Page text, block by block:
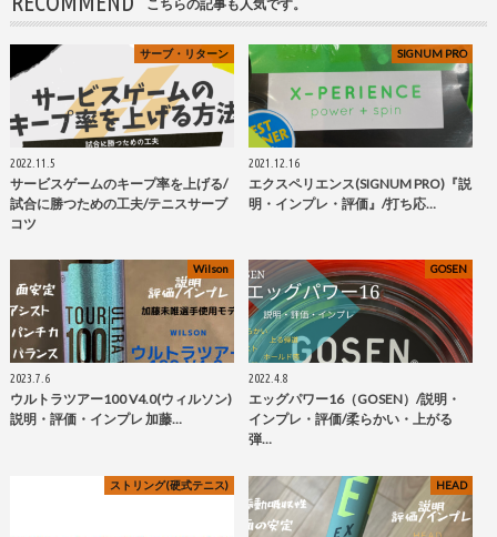
こちらの記事も人気です。
サーブ・リターン
2022.11.5
サービスゲームのキープ率を上げる/
試合に勝つための工夫/テニスサーブ
コツ
SIGNUM PRO
2021.12.16
エクスペリエンス(SIGNUM PRO)『説
明・インプレ・評価』/打ち応…
Wilson
2023.7.6
ウルトラツアー100 V4.0(ウィルソン)
説明・評価・インプレ 加藤…
GOSEN
2022.4.8
エッグパワー16（GOSEN）/説明・
インプレ・評価/柔らかい・上がる
弾…
ストリング(硬式テニス) HEAD